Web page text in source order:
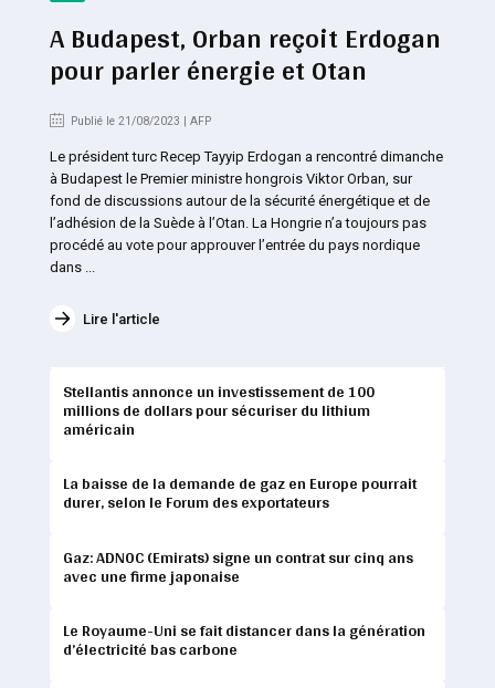
A Budapest, Orban reçoit Erdogan
pour parler énergie et Otan
Publié le 21/08/2023 | AFP
Le président turc Recep Tayyip Erdogan a rencontré dimanche
à Budapest le Premier ministre hongrois Viktor Orban, sur
fond de discussions autour de la sécurité énergétique et de
l’adhésion de la Suède à l’Otan. La Hongrie n’a toujours pas
procédé au vote pour approuver l’entrée du pays nordique
dans ...
Lire l'article
Stellantis annonce un investissement de 100
millions de dollars pour sécuriser du lithium
américain
La baisse de la demande de gaz en Europe pourrait
durer, selon le Forum des exportateurs
Gaz: ADNOC (Emirats) signe un contrat sur cinq ans
avec une firme japonaise
Le Royaume-Uni se fait distancer dans la génération
d’électricité bas carbone